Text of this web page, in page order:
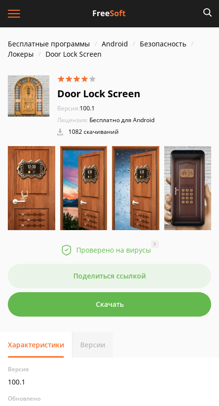
Бесплатные программы Android
Безопасность
Локеры
Door Lock Screen
Door Lock Screen
Версия:100.1
Лицензия: Бесплатно для Android
1082 скачиваний
Проверено на вирусы
?
Поделиться ссылкой
Скачать
Характеристики Версии
Версия
100.1
Обновлено